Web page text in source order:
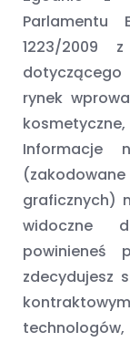
Parlamentu
1223/
rynek
Informacje
graficznych)
widoczne
powinieneś
zdecydujesz
technologów,